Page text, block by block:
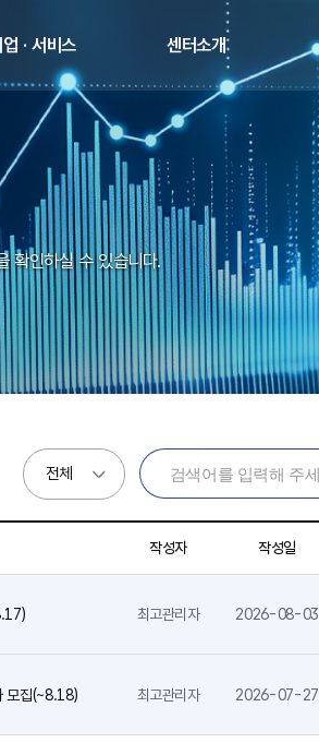
· 서비스 센터소개
확인하실 수 있습니다.
전체
작성자 작성일
최고관리자 2026-08-03
모집(~8.18) 최고관리자 2026-07-27